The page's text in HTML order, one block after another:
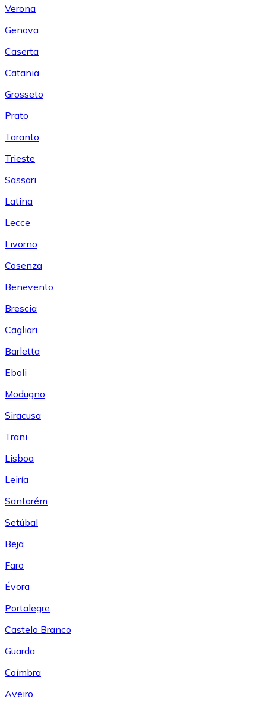
Verona
Genova
Caserta
Catania
Grosseto
Prato
Taranto
Trieste
Sassari
Latina
Lecce
Livorno
Cosenza
Benevento
Brescia
Cagliari
Barletta
Eboli
Modugno
Siracusa
Trani
Lisboa
Leiría
Santarém
Setúbal
Beja
Faro
Évora
Portalegre
Castelo Branco
Guarda
Coímbra
Aveiro